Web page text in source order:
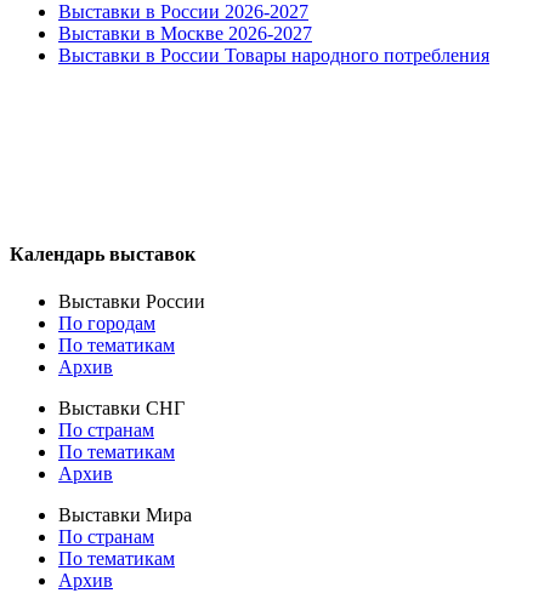
Выставки в России 2026-2027
Выставки в Москве 2026-2027
Выставки в России Товары народного потребления
Календарь выставок
Выставки России
По городам
По тематикам
Архив
Выставки СНГ
По странам
По тематикам
Архив
Выставки Мира
По странам
По тематикам
Архив